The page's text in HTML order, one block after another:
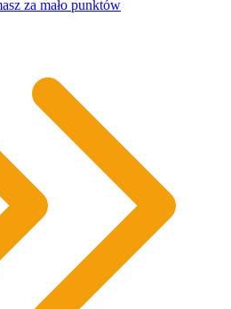
za mało punktów